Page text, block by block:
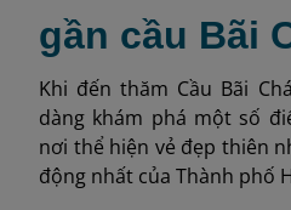
gần cầu Bãi
Khi đến thăm Cầu Bãi
dàng khám phá một số
nơi thể hiện vẻ đẹp thiên
động nhất của Thành phố